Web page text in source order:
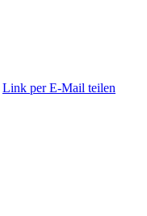
Link per E-Mail teilen